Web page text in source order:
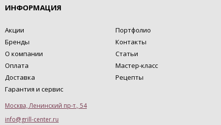
ИНФОРМАЦИЯ
Акции
Бренды
О компании
Оплата
Доставка
Гарантия и сервис
Портфолио
Контакты
Статьи
Мастер-класс
Рецепты
Москва, Ленинский пр-т., 54
info@grill-center.ru